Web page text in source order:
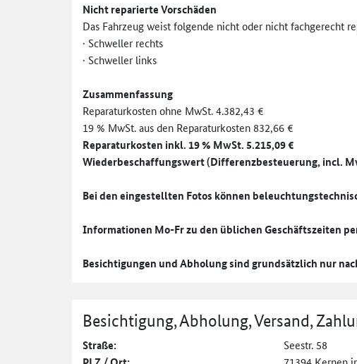
Nicht reparierte Vorschäden
Das Fahrzeug weist folgende nicht oder nicht fachgerecht
· Schweller rechts
· Schweller links
Zusammenfassung
Reparaturkosten ohne MwSt. 4.382,43 €
19 % MwSt. aus den Reparaturkosten 832,66 €
Reparaturkosten inkl. 19 % MwSt. 5.215,09 €
Wiederbeschaffungswert (Differenzbesteuerung, incl.
Bei den eingestellten Fotos können
Informationen Mo-Fr zu den üblichen Geschäftszeiten
Besichtigungen und Abholung sind grundsätzlich nur
Besichtigung, Abholung, Versand,
Straße: Seestr. 58